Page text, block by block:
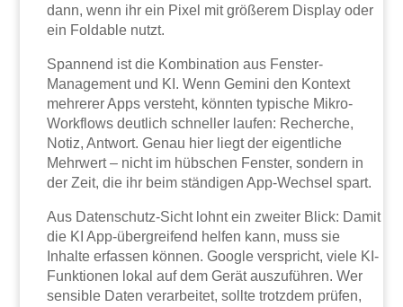
dann, wenn ihr ein Pixel mit größerem Display oder
ein Foldable nutzt.
Spannend ist die Kombination aus Fenster-
Management und KI. Wenn Gemini den Kontext
mehrerer Apps versteht, könnten typische Mikro-
Workflows deutlich schneller laufen: Recherche,
Notiz, Antwort. Genau hier liegt der eigentliche
Mehrwert – nicht im hübschen Fenster, sondern in
der Zeit, die ihr beim ständigen App-Wechsel spart.
Aus Datenschutz-Sicht lohnt ein zweiter Blick: Damit
die KI App-übergreifend helfen kann, muss sie
Inhalte erfassen können. Google verspricht, viele KI-
Funktionen lokal auf dem Gerät auszuführen. Wer
sensible Daten verarbeitet, sollte trotzdem prüfen,